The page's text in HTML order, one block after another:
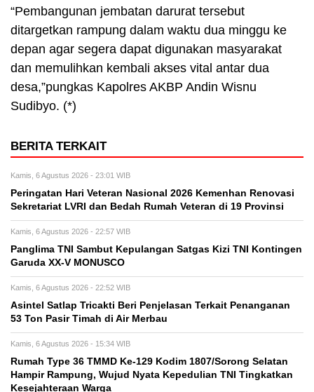
“Pembangunan jembatan darurat tersebut
ditargetkan rampung dalam waktu dua minggu ke
depan agar segera dapat digunakan masyarakat
dan memulihkan kembali akses vital antar dua
desa,”pungkas Kapolres AKBP Andin Wisnu
Sudibyo. (*)
BERITA TERKAIT
Kamis, 6 Agustus 2026 - 23:01 WIB
Peringatan Hari Veteran Nasional 2026 Kemenhan Renovasi
Sekretariat LVRI dan Bedah Rumah Veteran di 19 Provinsi
Kamis, 6 Agustus 2026 - 22:57 WIB
Panglima TNI Sambut Kepulangan Satgas Kizi TNI Kontingen
Garuda XX-V MONUSCO
Kamis, 6 Agustus 2026 - 22:52 WIB
Asintel Satlap Tricakti Beri Penjelasan Terkait Penanganan
53 Ton Pasir Timah di Air Merbau
Kamis, 6 Agustus 2026 - 15:34 WIB
Rumah Type 36 TMMD Ke-129 Kodim 1807/Sorong Selatan
Hampir Rampung, Wujud Nyata Kepedulian TNI Tingkatkan
Kesejahteraan Warga